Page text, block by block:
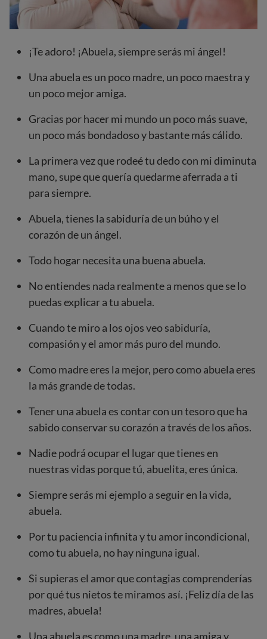
¡Te adoro! ¡Abuela, siempre serás mi ángel!
Una abuela es un poco madre, un poco maestra y
un poco mejor amiga.
Gracias por hacer mi mundo un poco más suave,
un poco más bondadoso y bastante más cálido.
La primera vez que rodeé tu dedo con mi diminuta
mano, supe que quería quedarme aferrada a ti
para siempre.
Abuela, tienes la sabiduría de un búho y el
corazón de un ángel.
Todo hogar necesita una buena abuela.
No entiendes nada realmente a menos que se lo
puedas explicar a tu abuela.
Cuando te miro a los ojos veo sabiduría,
compasión y el amor más puro del mundo.
Como madre eres la mejor, pero como abuela eres
la más grande de todas.
Tener una abuela es contar con un tesoro que ha
sabido conservar su corazón a través de los años.
Nadie podrá ocupar el lugar que tienes en
nuestras vidas porque tú, abuelita, eres única.
Siempre serás mi ejemplo a seguir en la vida,
abuela.
Por tu paciencia infinita y tu amor incondicional,
como tu abuela, no hay ninguna igual.
Si supieras el amor que contagias comprenderías
por qué tus nietos te miramos así. ¡Feliz día de las
madres, abuela!
Una abuela es como una madre, una amiga y